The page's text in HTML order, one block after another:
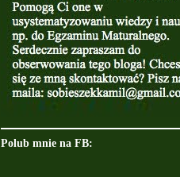
Polub mnie na FB: